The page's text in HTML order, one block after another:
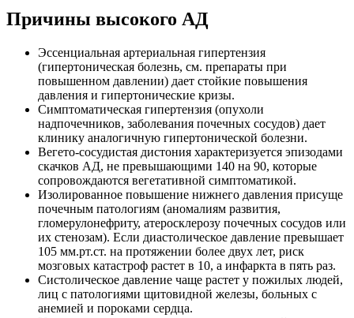
Причины высокого АД
Эссенциальная артериальная гипертензия
(гипертоническая болезнь, см. препараты при
повышенном давлении) дает стойкие повышения
давления и гипертонические кризы.
Симптоматическая гипертензия (опухоли
надпочечников, заболевания почечных сосудов) дает
клинику аналогичную гипертонической болезни.
Вегето-сосудистая дистония характеризуется эпизодами
скачков АД, не превышающими 140 на 90, которые
сопровождаются вегетативной симптоматикой.
Изолированное повышение нижнего давления присуще
почечным патологиям (аномалиям развития,
гломерулонефриту, атеросклерозу почечных сосудов или
их стенозам). Если диастолическое давление превышает
105 мм.рт.ст. на протяжении более двух лет, риск
мозговых катастроф растет в 10, а инфаркта в пять раз.
Систолическое давление чаще растет у пожилых людей,
лиц с патологиями щитовидной железы, больных с
анемией и пороками сердца.